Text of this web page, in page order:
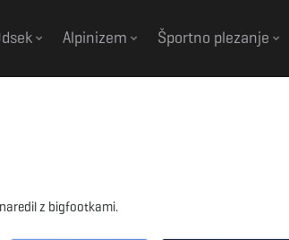
Alpinizem Športno plezanje
z bigfootkami.